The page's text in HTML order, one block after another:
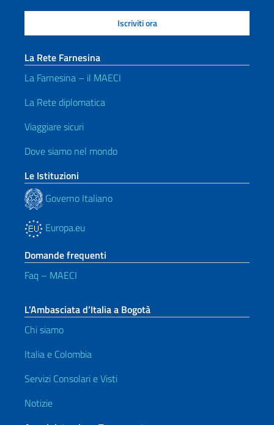
La Rete Farnesina
La Farnesina – il MAECI
La Rete diplomatica
Viaggiare sicuri
Dove siamo nel mondo
Le Istituzioni
Governo Italiano
Europa.eu
Domande frequenti
Faq – MAECI
L’Ambasciata d’Italia a Bogotà
Chi siamo
Italia e Colombia
Servizi Consolari e Visti
Notizie